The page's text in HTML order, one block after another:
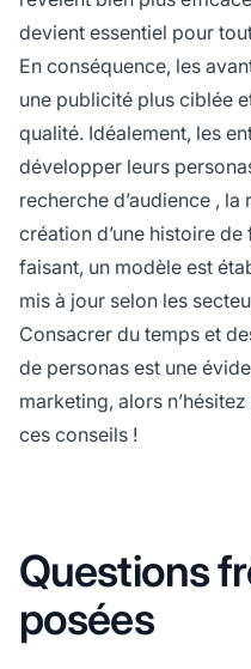
devient essentiel pour
En conséquence, les
une publicité plus ciblée
qualité. Idéalement, les
développer leurs
recherche d’audience , la
création d’une histoire
faisant, un modèle est
mis à jour selon les
Consacrer du temps et
de personas est une
marketing, alors
ces conseils !
Questions
posées